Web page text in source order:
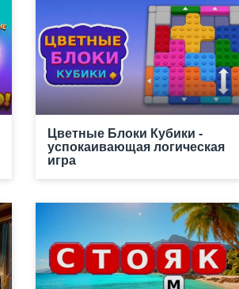
Цветные Блоки Кубики -
успокаивающая логическая
игра